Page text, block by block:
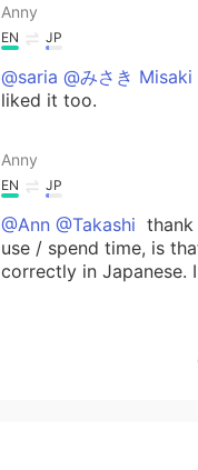
Anny
EN JP
@saria @みさき Misaki
liked it too.
Anny
EN JP
@Ann @Takashi thank
use / spend time, is
correctly in Japanese.